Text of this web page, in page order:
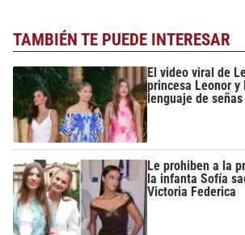
TAMBIÉN TE PUEDE INTERESAR
El video viral de
princesa Leonor
lenguaje de señas
Le prohiben a la
la infanta Sofía
Victoria Federica